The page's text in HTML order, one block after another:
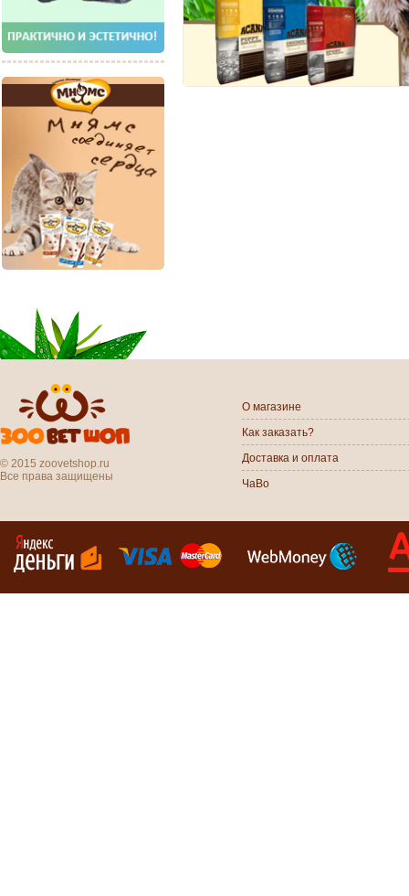
© 2015 zoovetshop.ru
Все права защищены
О магазине
Как заказать?
Доставка и оплата
ЧаВо